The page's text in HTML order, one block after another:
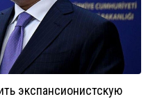
экспансионистскую